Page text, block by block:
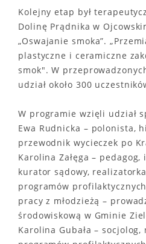
Kolejny etap był
Dolinę Prądnika w
„Oswajanie smoka”.
plastyczne i ceramiczne
smok". W
udział około 300
W programie wzięli udział
Ewa Rudnicka – polonista,
przewodnik wycieczek po
Karolina Załęga –
kurator sądowy,
programów
pracy z młodzieżą –
środowiskową w Gminie
Karolina Gubała –